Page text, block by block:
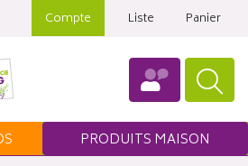
Compte Liste Panier
PRODUITS MAISON